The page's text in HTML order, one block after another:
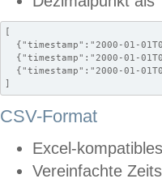
[
{"timestamp":"2000-01-
{"timestamp":"2000-01-
{"timestamp":"2000-01-
]
CSV-Format
Excel-
Vereinfachte